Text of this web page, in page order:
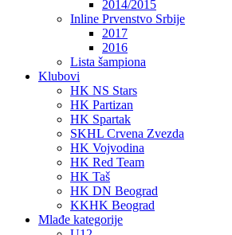
2014/2015
Inline Prvenstvo Srbije
2017
2016
Lista šampiona
Klubovi
HK NS Stars
HK Partizan
HK Spartak
SKHL Crvena Zvezda
HK Vojvodina
HK Red Team
HK Taš
HK DN Beograd
KKHK Beograd
Mlađe kategorije